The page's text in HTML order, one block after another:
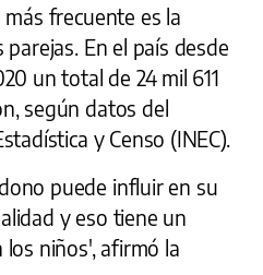
frecuente es la
En el país desde
un total de 24 mil 611
según datos del
y Censo (INEC).
puede influir en su
y eso tiene un
los niños', afirmó la